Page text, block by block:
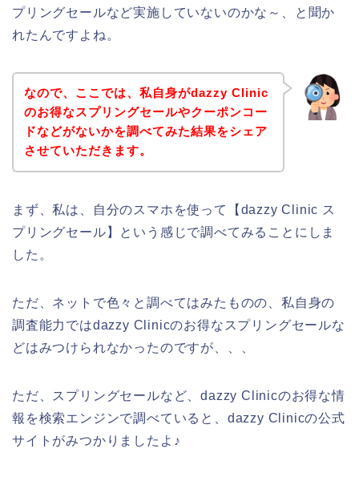
プリングセールなど実施していないのかな～、と聞か
れたんですよね。
なので、ここでは、私自身がdazzy Clinic
のお得なスプリングセールやクーポンコー
ドなどがないかを調べてみた結果をシェア
させていただきます。
まず、私は、自分のスマホを使って【dazzy Clinic ス
プリングセール】という感じで調べてみることにしま
した。
ただ、ネットで色々と調べてはみたものの、私自身の
調査能力ではdazzy Clinicのお得なスプリングセールな
どはみつけられなかったのですが、、、
ただ、スプリングセールなど、dazzy Clinicのお得な情
報を検索エンジンで調べていると、dazzy Clinicの公式
サイトがみつかりましたよ♪